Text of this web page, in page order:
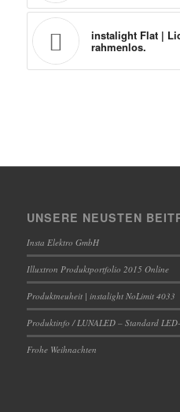
instalight Flat |
rahmenlos.
UNSERE NEUSTEN
Insta Elektro GmbH
Illuxtron Produktportfolio 2015 Online
Produktneuheit | instalight NoLimit 4033
Produktinfo / LUNALED – Standard
Frohe Weihnachten